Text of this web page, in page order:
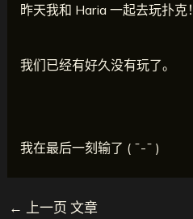
昨天我和 Haria 一起去玩扑克！
我们已经有好久没有玩了。
我在最后一刻输了 ( ¯-¯ )
← 上一页 文章